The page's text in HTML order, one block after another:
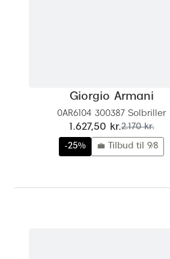
Giorgio Armani
0AR6104 300387 Solbriller
nu:
1.627,50 kr.før:
2.170 kr.
-25% 💼 Tilbud til 9/8